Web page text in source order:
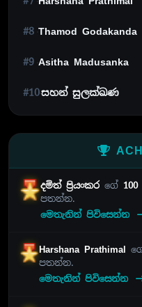
#8 Thamod Godakanda
#9 Asitha Madusanka
#10සහන් සුලක්ඛණ
දමිත් ප්‍රියංකරගේ 100
පතන්න.
මෙතැනින් පිවිසෙන්න
Harshana Prathimal
පතන්න.
මෙතැනින් පිවිසෙන්න